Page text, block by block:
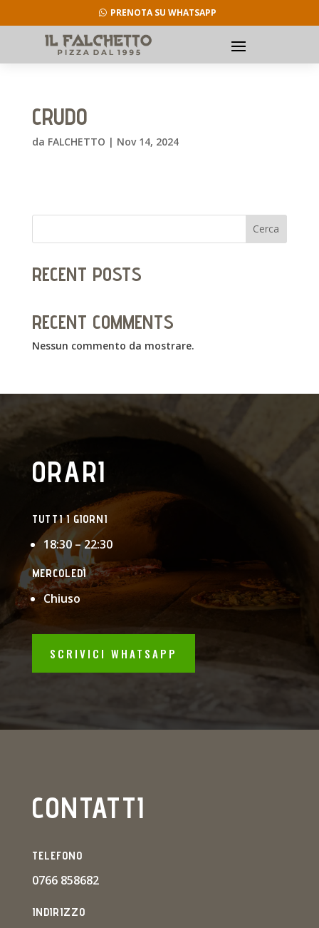
PRENOTA SU WHATSAPP
CRUDO
da FALCHETTO | Nov 14, 2024
Cerca
RECENT POSTS
RECENT COMMENTS
Nessun commento da mostrare.
ORARI
TUTTI I GIORNI
18:30 – 22:30
MERCOLEDÌ
Chiuso
SCRIVICI WHATSAPP
CONTATTI
TELEFONO
0766 858682
INDIRIZZO